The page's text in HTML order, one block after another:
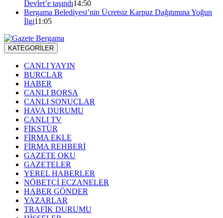
Devlet’e taşındı14:50
Bergama Belediyesi’nin Ücretsiz Karpuz Dağıtımına Yoğun
İlgi11:05
KATEGORİLER
CANLI YAYIN
BURÇLAR
HABER
CANLI BORSA
CANLI SONUÇLAR
HAVA DURUMU
CANLI TV
FİKSTÜR
FİRMA EKLE
FİRMA REHBERİ
GAZETE OKU
GAZETELER
YEREL HABERLER
NÖBETÇİ ECZANELER
HABER GÖNDER
YAZARLAR
TRAFİK DURUMU